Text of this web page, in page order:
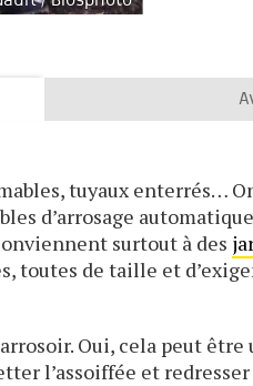
tuyaux enterrés…
d’arrosage
surtout à des
toutes de taille et
Oui, cela peut
l’assoiffée et